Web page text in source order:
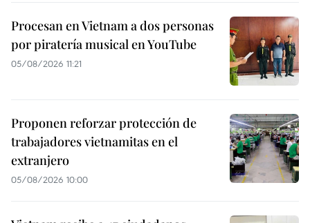
Procesan en Vietnam a dos personas
por piratería musical en YouTube
05/08/2026 11:21
Proponen reforzar protección de
trabajadores vietnamitas en el
extranjero
05/08/2026 10:00